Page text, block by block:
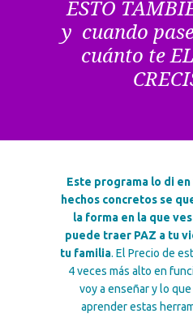
ESTO
y cuando
cuánto te
Este programa lo di
hechos concretos se
la forma en la que ves
puede traer PAZ a tu
tu familia. El Precio de
4 veces más alto en
voy a enseñar y lo
aprender estas